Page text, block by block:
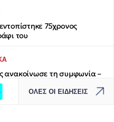
75χρονος
του
ανακοίνωσε τη συμφωνία –
Υπέγραψε…
συνεργασίας
ΟΛΕΣ ΟΙ ΕΙΔΗΣΕΙΣ